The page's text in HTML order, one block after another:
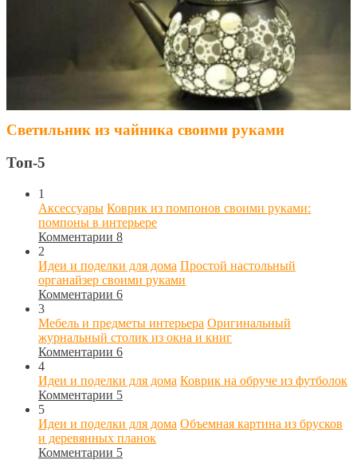
Светильник из чайника своими руками
Топ-5
1
Аксессуары Коврик из помпонов своими руками:
помпоны в интерьере
Комментарии 8
2
Идеи и поделки для дома Простой настольный
органайзер своими руками
Комментарии 6
3
Мебель и предметы интерьера Оригинальный
журнальный столик из окна и книг
Комментарии 6
4
Идеи и поделки для дома Коврик на обруче из футболок
Комментарии 5
5
Идеи и поделки для дома Объемная картина из брусков
и деревянных планок
Комментарии 5